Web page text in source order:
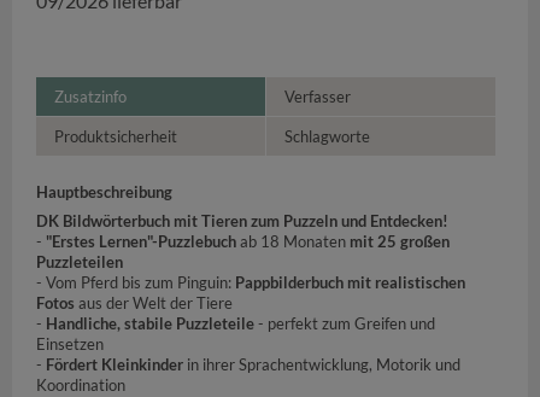
Zusatzinfo Verfasser
Produktsicherheit Schlagworte
Hauptbeschreibung
DK Bildwörterbuch mit Tieren zum Puzzeln und Entdecken!
- "Erstes Lernen"-Puzzlebuchab 18 Monaten mit 25 großen
Puzzleteilen
- Vom Pferd bis zum Pinguin: Pappbilderbuch mit realistischen
Fotos aus der Welt der Tiere
- Handliche, stabile Puzzleteile- perfekt zum Greifen und
Einsetzen
- Fördert Kleinkinder in ihrer Sprachentwicklung, Motorik und
Koordination